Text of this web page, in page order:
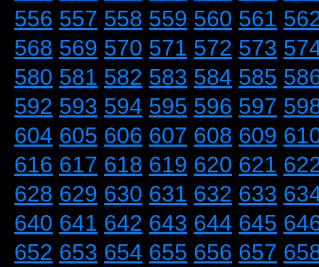
556 557 558 559 560 561
568 569 570 571 572 573
580 581 582 583 584 585
592 593 594 595 596 597
604 605 606 607 608 609
616 617 618 619 620 621
628 629 630 631 632 633
640 641 642 643 644 645
652 653 654 655 656 657